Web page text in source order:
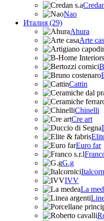
Nao
Италия (29)
Ahura
Arte
Cattin
Chinelli
Cre art
Euro far
G.g
IVV
La